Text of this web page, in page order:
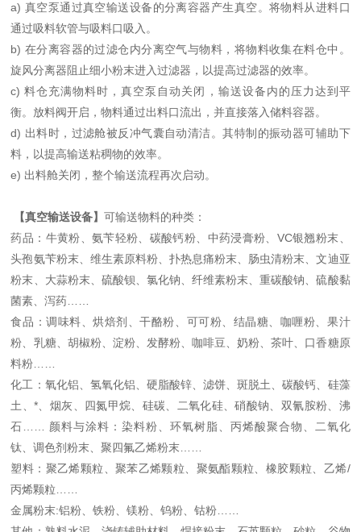
a) 真空泵通过真空输送设备的分离容器产生真空。将物料从进料口
通过吸料软管与吸料口吸入。
b) 在分离容器的过滤仓内分离空气与物料，将物料收集在料仓中。
旋风分离器阻止细小粉末进入过滤器，以提高过滤器的效率。
c) 料仓充满物料时，真空泵自动关闭，输送设备内的压力达到平
衡。放料阀开启，物料通过出料口流出，并直接落入储料容器。
d) 出料时，过滤舱被反冲气囊自动清洁。其特制的振动器可辅助下
料，以提高输送粘稠物的效率。
e) 出料舱关闭，整个输送流程再次启动。
【真空输送设备】可输送物料的种类：
药品：牛黄粉、氨苄轻粉、碳酸钙粉、中药浸膏粉、VC银翘粉末、
头孢氨苄粉末、维生素原料粉、扑热息痛粉末、肠虫清粉末、文迪亚
粉末、大蒜粉末、硫酸钡、氯化钠、纤维素粉末、重碳酸钠、硫酸黏
菌素、泻药……
食品：调味料、烘焙剂、干酪粉、可可粉、结晶糖、咖喱粉、果汁
粉、乳糖、胡椒粉、淀粉、发酵粉、咖啡豆、奶粉、茶叶、口香糖原
料粉……
化工：氧化铝、氢氧化铝、硬脂酸锌、滤饼、斑脱土、碳酸钙、硅藻
土、*、烟灰、四氮甲烷、硅碳、二氧化硅、硝酸钠、双氰胺粉、沸
石…… 颜料与涂料：染料粉、环氧树脂、丙烯酸聚合物、二氧化
钛、调色剂粉末、聚四氟乙烯粉末……
塑料：聚乙烯颗粒、聚苯乙烯颗粒、聚氨酯颗粒、橡胶颗粒、乙烯/
丙烯颗粒……
金属粉末:铝粉、铁粉、镁粉、钨粉、钴粉……